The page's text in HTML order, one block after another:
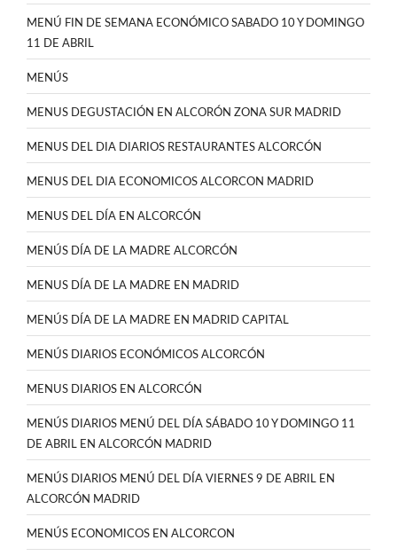
MENÚ FIN DE SEMANA ECONÓMICO SABADO 10 Y DOMINGO
11 DE ABRIL
MENÚS
MENUS DEGUSTACIÓN EN ALCORÓN ZONA SUR MADRID
MENUS DEL DIA DIARIOS RESTAURANTES ALCORCÓN
MENUS DEL DIA ECONOMICOS ALCORCON MADRID
MENUS DEL DÍA EN ALCORCÓN
MENÚS DÍA DE LA MADRE ALCORCÓN
MENUS DÍA DE LA MADRE EN MADRID
MENÚS DÍA DE LA MADRE EN MADRID CAPITAL
MENÚS DIARIOS ECONÓMICOS ALCORCÓN
MENUS DIARIOS EN ALCORCÓN
MENÚS DIARIOS MENÚ DEL DÍA SÁBADO 10 Y DOMINGO 11
DE ABRIL EN ALCORCÓN MADRID
MENÚS DIARIOS MENÚ DEL DÍA VIERNES 9 DE ABRIL EN
ALCORCÓN MADRID
MENÚS ECONOMICOS EN ALCORCON